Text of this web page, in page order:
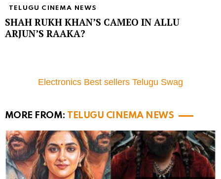
TELUGU CINEMA NEWS
SHAH RUKH KHAN’S CAMEO IN ALLU
ARJUN’S RAAKA?
Electronics Best sellers Telugu Swag
MORE FROM: TELUGU CINEMA NEWS